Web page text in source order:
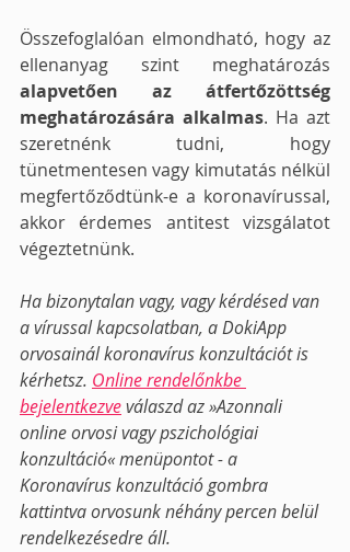
Összefoglalóan elmondható, hogy az
alapvetően az átfertőzöttség
meghatározására alkalmas. Ha azt
szeretnénk tudni, hogy
tünetmentesen vagy kimutatás nélkül
megfertőződtünk-e a koronavírussal,
akkor érdemes antitest vizsgálatot
végeztetnünk.
Ha bizonytalan vagy, vagy kérdésed van
a vírussal kapcsolatban, a DokiApp
orvosainál koronavírus konzultációt is
kérhetsz. Online rendelőnkbe
bejelentkezve válaszd az »Azonnali
online orvosi vagy pszichológiai
konzultáció« menüpontot - a
Koronavírus konzultáció gombra
kattintva orvosunk néhány percen belül
rendelkezésedre áll.